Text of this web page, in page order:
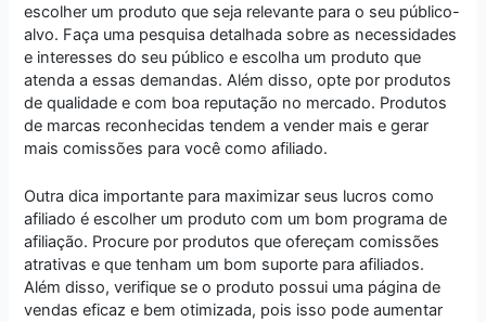
escolher um produto que seja relevante para o seu público-
alvo. Faça uma pesquisa detalhada sobre as necessidades
e interesses do seu público e escolha um produto que
atenda a essas demandas. Além disso, opte por produtos
de qualidade e com boa reputação no mercado. Produtos
de marcas reconhecidas tendem a vender mais e gerar
mais comissões para você como afiliado.
Outra dica importante para maximizar seus lucros como
afiliado é escolher um produto com um bom programa de
afiliação. Procure por produtos que ofereçam comissões
atrativas e que tenham um bom suporte para afiliados.
Além disso, verifique se o produto possui uma página de
vendas eficaz e bem otimizada, pois isso pode aumentar